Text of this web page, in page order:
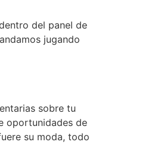
del panel de
jugando
sobre tu
oportunidades de
su moda, todo